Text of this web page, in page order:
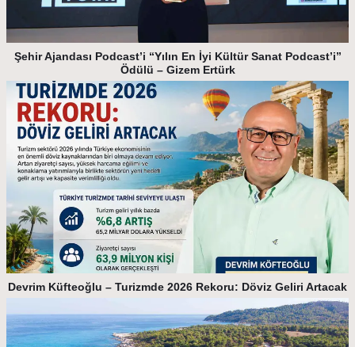
Şehir Ajandası Podcast’i “Yılın En İyi Kültür Sanat Podcast’i”
Ödülü – Gizem Ertürk
Devrim Küfteoğlu – Turizmde 2026 Rekoru: Döviz Geliri Artacak